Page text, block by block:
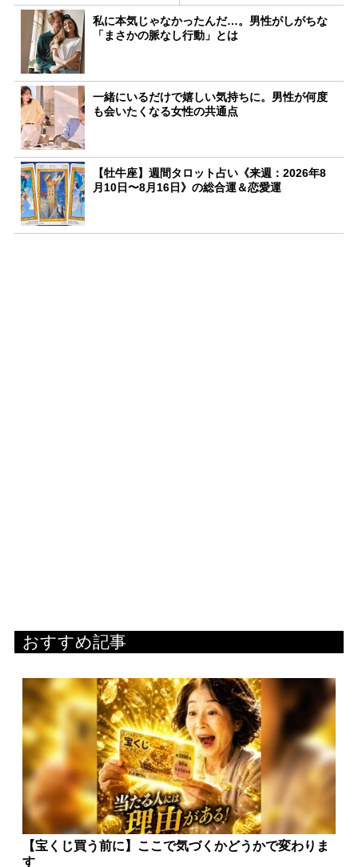
私に本気じゃなかったんだ…。男性がしがちな
「まさかの脈なし行動」とは
一緒にいるだけで嬉しい気持ちに。男性が何度
も会いたくなる女性の共通点
【牡牛座】週間タロット占い《来週：2026年8
月10日〜8月16日》の総合運＆恋愛運
おすすめ記事
【宝くじ買う前に】ここで気づくかどうかで変わりま
す